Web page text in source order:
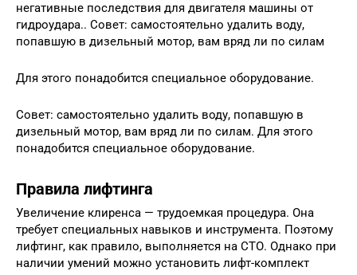
негативные последствия для двигателя машины от
гидроудара.. Совет: самостоятельно удалить воду,
попавшую в дизельный мотор, вам вряд ли по силам
Для этого понадобится специальное оборудование.
Совет: самостоятельно удалить воду, попавшую в
дизельный мотор, вам вряд ли по силам. Для этого
понадобится специальное оборудование.
Правила лифтинга
Увеличение клиренса — трудоемкая процедура. Она
требует специальных навыков и инструмента. Поэтому
лифтинг, как правило, выполняется на СТО. Однако при
наличии умений можно установить лифт-комплект